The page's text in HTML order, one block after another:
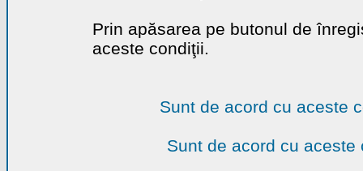
Prin apăsarea pe butonul de
aceste condiţii.
Sunt de acord cu aceste
Sunt de acord cu